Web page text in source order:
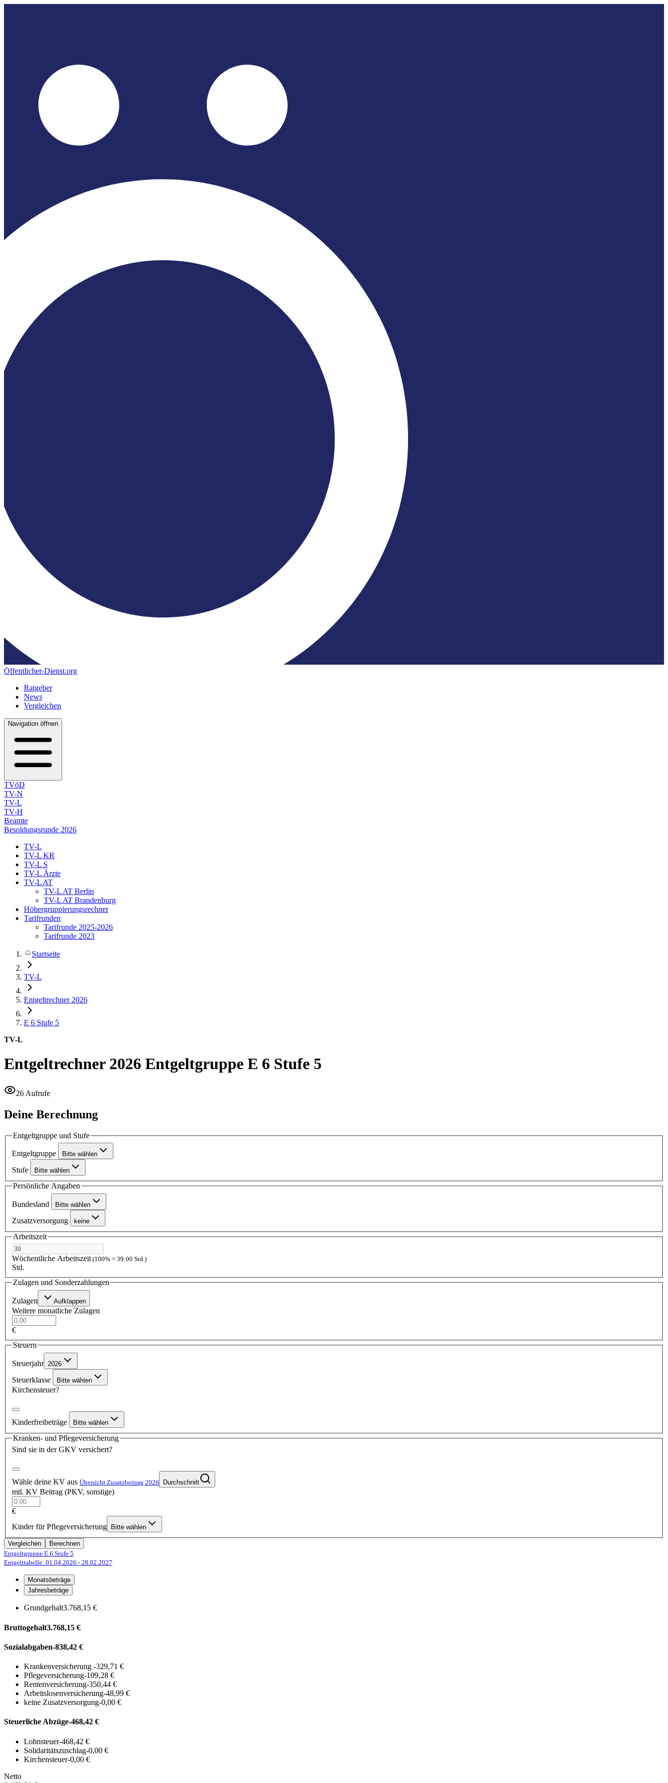
Öffentlicher-Dienst.org
Ratgeber
News
Vergleichen
Navigation öffnen
TVöD
TV-N
TV-L
TV-H
Beamte
Besoldungsrunde 2026
TV-L
TV-L KR
TV-L S
TV-L Ärzte
TV-L AT
TV-L AT Berlin
TV-L AT Brandenburg
Höhergruppierungsrechner
Tarifrunden
Tarifrunde 2025-2026
Tarifrunde 2023
Startseite
TV-L
Entgeltrechner 2026
E 6 Stufe 5
TV-L
Entgeltrechner 2026 Entgeltgruppe E 6 Stufe 5
26 Aufrufe
Deine Berechnung
Entgeltgruppe und Stufe
Entgeltgruppe Bitte wählen
Stufe Bitte wählen
Persönliche Angaben
Bundesland Bitte wählen
Zusatzversorgung keine
Arbeitszeit
Wöchentliche Arbeitszeit(100% = 39:00 Std.)
Std.
Zulagen und Sonderzahlungen
Zulagen Aufklappen
Weitere monatliche Zulagen
€
Steuern
Steuerjahr 2026
Steuerklasse Bitte wählen
Kirchensteuer?
Kinderfreibeträge Bitte wählen
Kranken- und Pflegeversicherung
Sind sie in der GKV versichert?
Wähle deine KV aus Übersicht Zusatzbeitrag 2026 Durchschnitt
mtl. KV Beitrag (PKV, sonstige)
€
Kinder für Pflegeversicherung
Bitte wählen
Vergleichen
Berechnen
Entgeltgruppe E 6 Stufe 5
Entgelttabelle: 01.04.2026 - 28.02.2027
Monatsbeträge
Jahresbeträge
Grundgehalt3.768,15 €
Bruttogehalt3.768,15 €
Sozialabgaben-838,42 €
Krankenversicherung -329,71 €
Pflegeversicherung-109,28 €
Rentenversicherung-350,44 €
Arbeitslosenversicherung-48,99 €
keine Zusatzversorgung-0,00 €
Steuerliche Abzüge-468,42 €
Lohnsteuer-468,42 €
Solidaritätszuschlag-0,00 €
Kirchensteuer-0,00 €
Netto